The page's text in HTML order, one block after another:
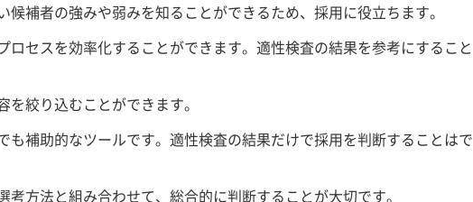
候補者の強みや弱みを知ることができるため、採用に役立ちます。
ロセスを効率化することができます。適性検査の結果を参考にすること
絞り込むことができます。
も補助的なツールです。適性検査の結果だけで採用を判断することはで
考方法と組み合わせて、総合的に判断することが大切です。